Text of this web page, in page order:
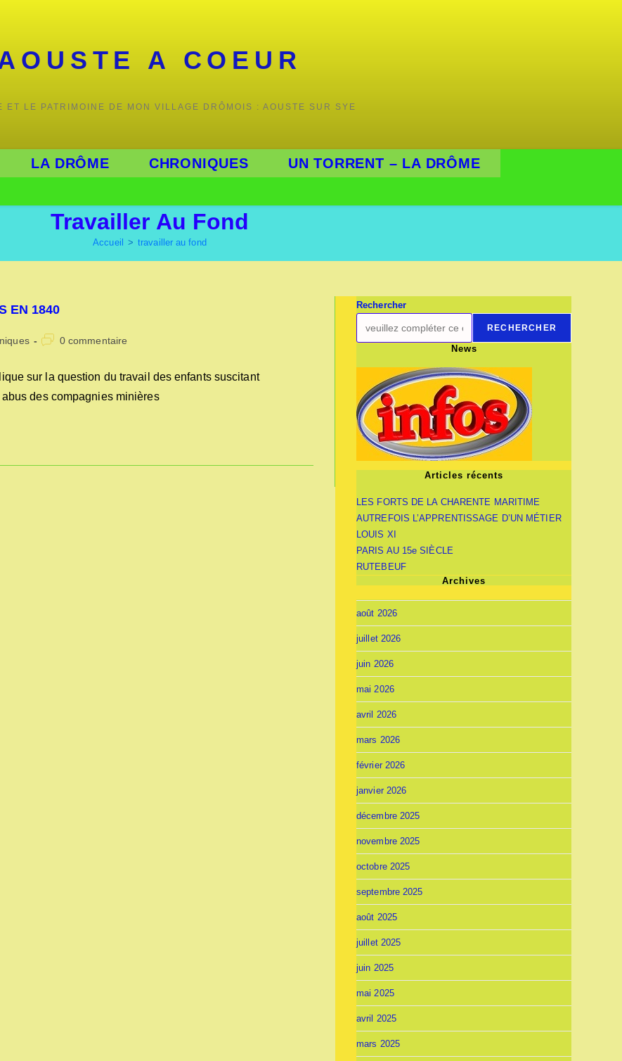
A COEUR
ET LE PATRIMOINE DE MON VILLAGE DRÔMOIS : AOUSTE SUR SYE
LA DRÔME CHRONIQUES
UN TORRENT – LA DRÔME
Travailler Au Fond
Accueil > travailler au fond
EN 1840
Commentaires
publication :
0 commentaire
sur la question du travail des enfants suscitant
des compagnies minières
Rechercher
RECHERCHER
News
Articles récents
LES FORTS DE LA CHARENTE MARITIME
AUTREFOIS L’APPRENTISSAGE D’UN MÉTIER
LOUIS XI
PARIS AU 15e SIÈCLE
RUTEBEUF
Archives
août 2026
juillet 2026
juin 2026
mai 2026
avril 2026
mars 2026
février 2026
janvier 2026
décembre 2025
novembre 2025
octobre 2025
septembre 2025
août 2025
juillet 2025
juin 2025
mai 2025
avril 2025
mars 2025